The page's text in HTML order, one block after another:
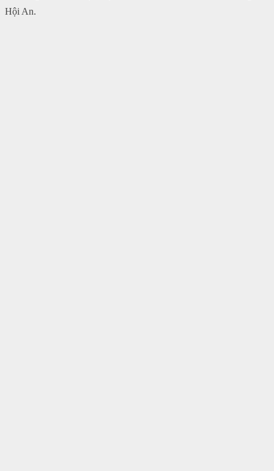
Hội An.